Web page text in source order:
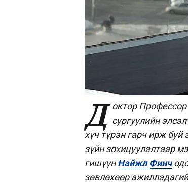
Д октор
сургуулийн
хүч түрэн гарч ирж буй
зүйн зохицуулалтаар
гишүүнНайжл Финч
зөвлөхөөр